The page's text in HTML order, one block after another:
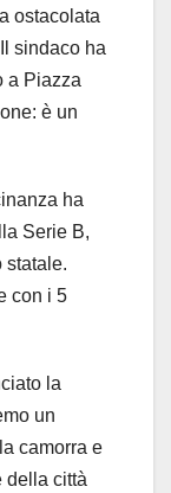
ostacolata
sindaco ha
a Piazza
è un
ha
Serie B,
statale.
con i 5
la
un
camorra e
della città